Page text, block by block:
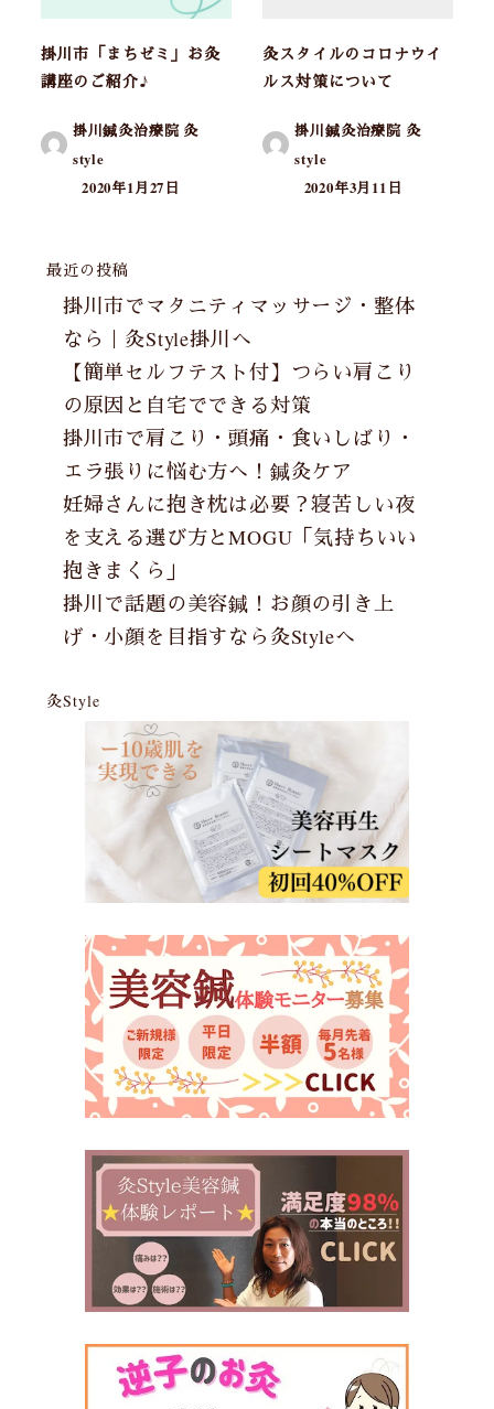
掛川市「まちゼミ」お灸
講座のご紹介♪
掛川鍼灸治療院 灸
style
2020年1月27日
灸スタイルのコロナウイ
ルス対策について
掛川鍼灸治療院 灸
style
2020年3月11日
最近の投稿
掛川市でマタニティマッサージ・整体
なら｜灸Style掛川へ
【簡単セルフテスト付】つらい肩こり
の原因と自宅でできる対策
掛川市で肩こり・頭痛・食いしばり・
エラ張りに悩む方へ！鍼灸ケア
妊婦さんに抱き枕は必要？寝苦しい夜
を支える選び方とMOGU「気持ちいい
抱きまくら」
掛川で話題の美容鍼！お顔の引き上
げ・小顔を目指すなら灸Styleへ
灸Style